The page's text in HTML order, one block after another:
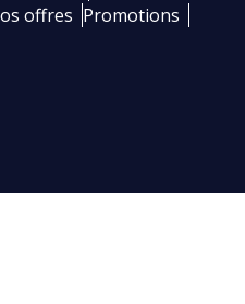
offres Promotions